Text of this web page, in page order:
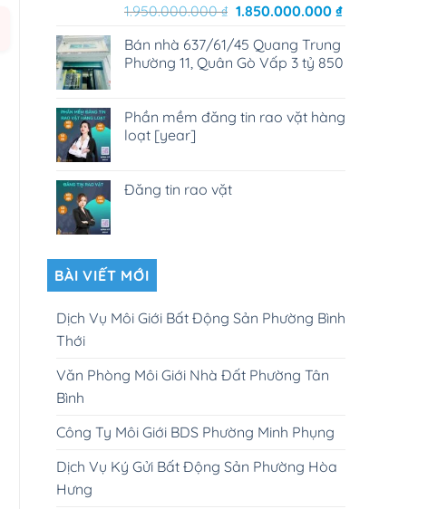
1.950.000.000₫ Giá
là:
1.950.000.000 ₫.
1.850.000.000 ₫Giá
là:
Bán nhà 637/61/45 Quang Trung
Phường 11, Quân Gò Vấp 3 tỷ 850
Phần mềm đăng tin rao vặt hàng
loạt [year]
Đăng tin rao vặt
BÀI VIẾT MỚI
Dịch Vụ Môi Giới Bất Động Sản Phường Bình
Thới
Văn Phòng Môi Giới Nhà Đất Phường Tân
Bình
Công Ty Môi Giới BDS Phường Minh Phụng
Dịch Vụ Ký Gửi Bất Động Sản Phường Hòa
Hưng